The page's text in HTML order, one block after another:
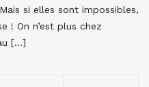
si elles sont impossibles,
! On n’est plus chez
[…]